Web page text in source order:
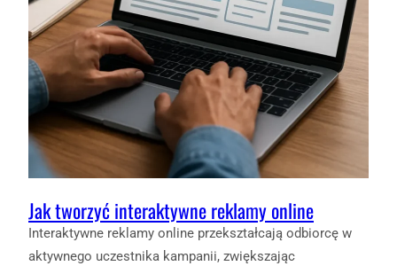
Jak tworzyć interaktywne reklamy online
Interaktywne reklamy online przekształcają odbiorcę w
aktywnego uczestnika kampanii, zwiększając